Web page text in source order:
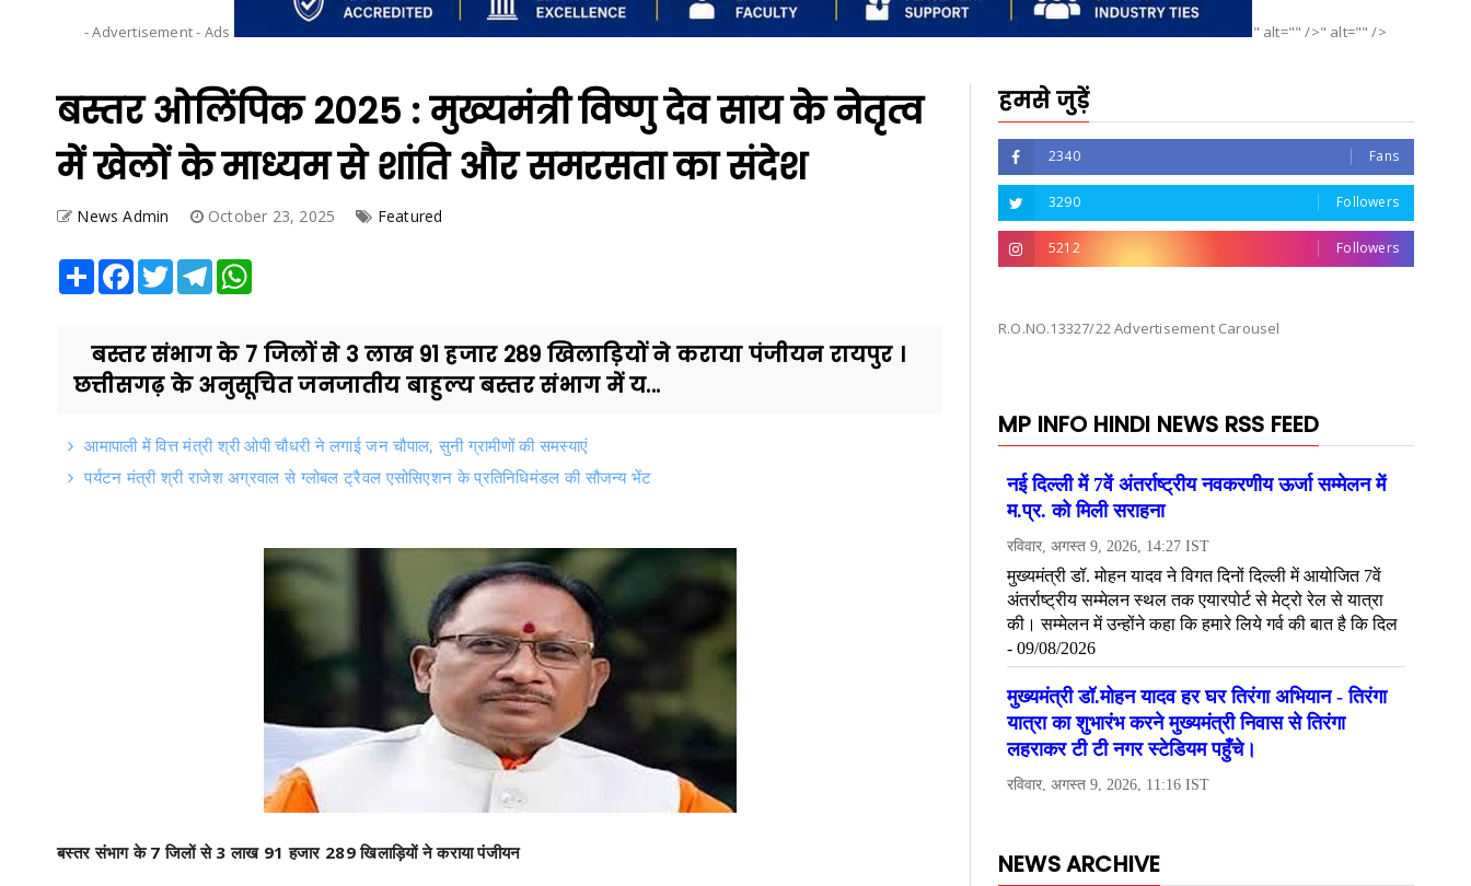
- Advertisement - Ads " alt="" />" alt="" />
बस्तर ओलिंपिक 2025 : मुख्यमंत्री विष्णु देव साय के नेतृत्व
में खेलों के माध्यम से शांति और समरसता का संदेश
News Admin October 23, 2025 Featured
Share Facebook
TwitterTelegram
बस्तर संभाग के 7 जिलों से 3 लाख 91 हजार 289 खिलाड़ियों ने कराया पंजीयन रायपुर ।
छत्तीसगढ़ के अनुसूचित जनजातीय बाहुल्य बस्तर संभाग में य...
आमापाली में वित्त मंत्री श्री ओपी चौधरी ने लगाई जन चौपाल, सुनी ग्रामीणों की समस्याएं
पर्यटन मंत्री श्री राजेश अग्रवाल से ग्लोबल ट्रैवल एसोसिएशन के प्रतिनिधिमंडल की सौजन्य भेंट
बस्तर संभाग के 7 जिलों से 3 लाख 91 हजार 289 खिलाड़ियों ने कराया पंजीयन
हमसे जुड़ें
2340 Fans
3290 Followers
5212 Followers
R.O.NO.13327/22 Advertisement Carousel
MP INFO HINDI NEWS RSS FEED
NEWS ARCHIVE